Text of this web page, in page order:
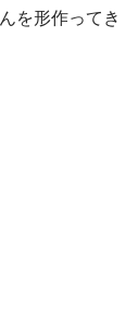
を形作ってき